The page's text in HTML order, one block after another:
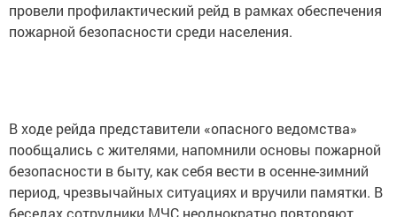
провели профилактический рейд в рамках обеспечения
пожарной безопасности среди населения.
В ходе рейда представители «опасного ведомства»
пообщались с жителями, напомнили основы пожарной
безопасности в быту, как себя вести в осенне-зимний
период, чрезвычайных ситуациях и вручили памятки. В